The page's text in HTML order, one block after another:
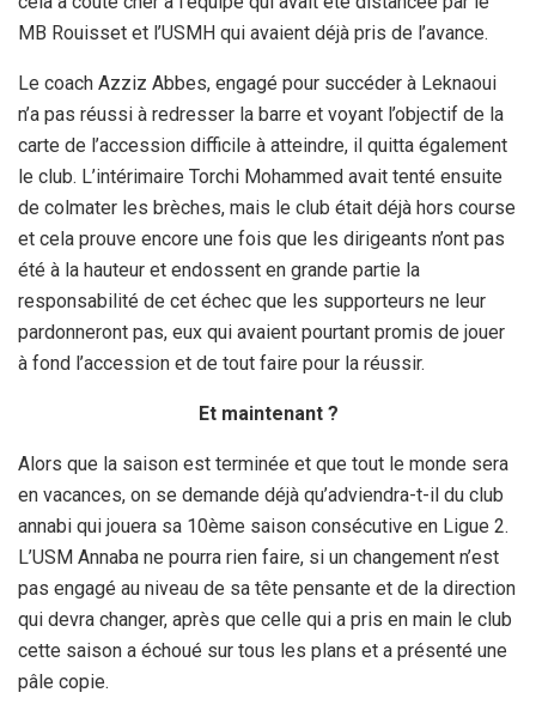
MB Rouisset et l’USMH qui avaient déjà pris de l’avance.
Le coach Azziz Abbes, engagé pour succéder à Leknaoui
n’a pas réussi à redresser la barre et voyant l’objectif de la
carte de l’accession difficile à atteindre, il quitta également
le club. L’intérimaire Torchi Mohammed avait tenté ensuite
de colmater les brèches, mais le club était déjà hors course
et cela prouve encore une fois que les dirigeants n’ont pas
été à la hauteur et endossent en grande partie la
responsabilité de cet échec que les supporteurs ne leur
pardonneront pas, eux qui avaient pourtant promis de jouer
à fond l’accession et de tout faire pour la réussir.
Et maintenant ?
Alors que la saison est terminée et que tout le monde sera
en vacances, on se demande déjà qu’adviendra-t-il du club
annabi qui jouera sa 10ème saison consécutive en Ligue 2.
L’USM Annaba ne pourra rien faire, si un changement n’est
pas engagé au niveau de sa tête pensante et de la direction
qui devra changer, après que celle qui a pris en main le club
cette saison a échoué sur tous les plans et a présenté une
pâle copie.